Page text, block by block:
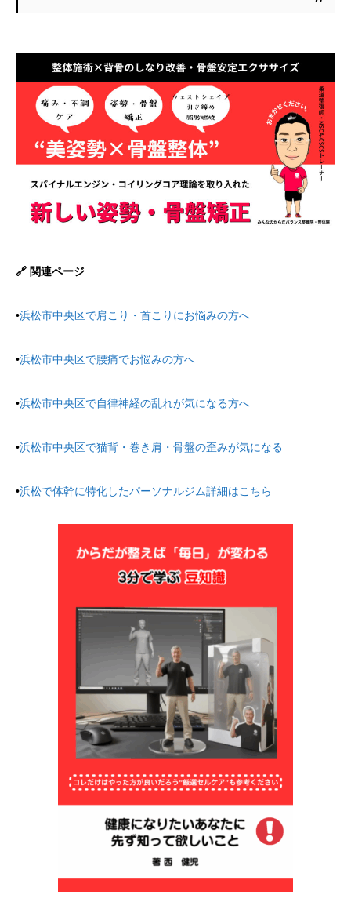
🔗 関連ページ
•浜松市中央区で肩こり・首こりにお悩みの方へ
•浜松市中央区で腰痛でお悩みの方へ
•浜松市中央区で自律神経の乱れが気になる方へ
•浜松市中央区で猫背・巻き肩・骨盤の歪みが気になる
•浜松で体幹に特化したパーソナルジム詳細はこちら